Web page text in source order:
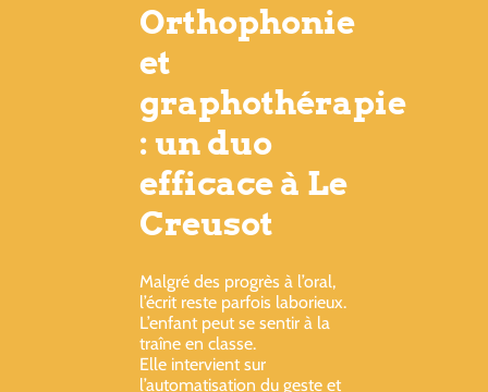
Orthophonie
et
graphothérapie
: un duo
efficace à Le
Creusot
Malgré des progrès à l’oral,
l’écrit reste parfois laborieux.
L’enfant peut se sentir à la
traîne en classe.
Elle intervient sur
l’automatisation du geste et